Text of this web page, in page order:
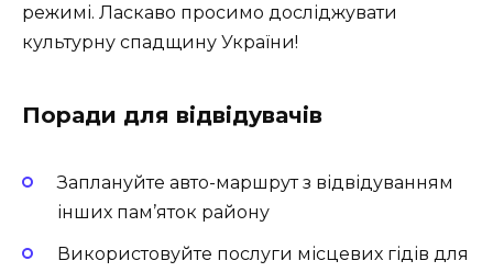
режимі. Ласкаво просимо досліджувати
культурну спадщину України!
Поради для відвідувачів
Заплануйте авто-маршрут з відвідуванням
інших пам’яток району
Використовуйте послуги місцевих гідів для